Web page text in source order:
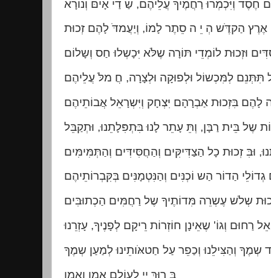
חֶסֶד וְיִּכְמְרוּ רַחֲמֶיךָ עֲלֵיהֶם, שַ דַי אָיםֹּ וְנוֹרָא
הַקדֶֹּש הְ יֵ ה סֵתֶר לָמוֹ, וְיַעֲמדֹּ לָהֶם זְכוּת
וּזְכוּת לוֹמְדֵי תּוֹרָה שֶלֹּא יִּכָשְלוּ חַס וְשָלוֹם
תִּּתְּנֵם לְמִּכְשוֹל וּלְפוּקָה וּלְצָרָה, חֲ מלֹּ עֲלֵיהֶם
שֶל בֵּית רַבָּן, וְתֵּ עָתֵר לָנוּ בִּּתְפִּלָתֵנוּ, וּתְקַבֵּל
גְדוֹלֵי הַדוֹר הַש וֹכְנִּים וְהַנִּטְמָנִּים בְּקִּבְרוֹתֵיהֶם
שְלֹש עֶשְרֵה מִּדוֹתֶיךָ שֶל רַחֲמִּים הַכְתוּבִּים
רַחוּם וְגוֹ' שֶאֵינָן חוֹזְרוֹת רֵיקָם לְפָנֶיךָ, עָזְרֵנוּ
בָּ רוּךְ יְיָ לְעוֹלָם אָמֵן וְאָמֵן